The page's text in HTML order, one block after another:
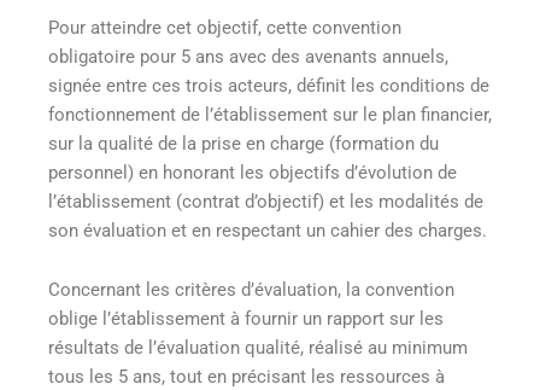
Pour atteindre cet objectif, cette convention
obligatoire pour 5 ans avec des avenants annuels,
signée entre ces trois acteurs, définit les conditions de
fonctionnement de l’établissement sur le plan financier,
sur la qualité de la prise en charge (formation du
personnel) en honorant les objectifs d’évolution de
l’établissement (contrat d’objectif) et les modalités de
son évaluation et en respectant un cahier des charges.
Concernant les critères d’évaluation, la convention
oblige l’établissement à fournir un rapport sur les
résultats de l’évaluation qualité, réalisé au minimum
tous les 5 ans, tout en précisant les ressources à